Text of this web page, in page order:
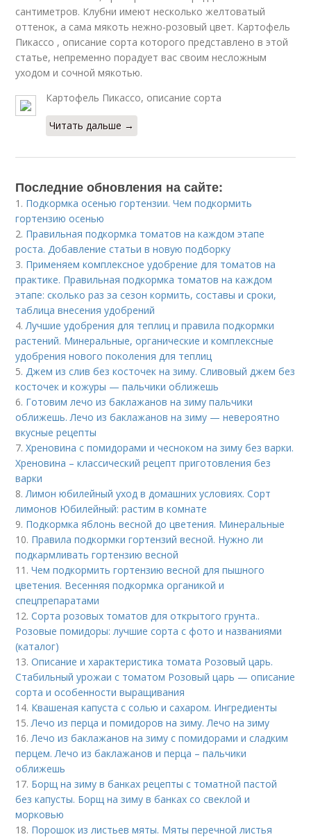
сантиметров. Клубни имеют несколько желтоватый
оттенок, а сама мякоть нежно-розовый цвет. Картофель
Пикассо , описание сорта которого представлено в этой
статье, непременно порадует вас своим несложным
уходом и сочной мякотью.
Картофель Пикассо, описание сорта
Читать дальше →
Последние обновления на сайте:
1. Подкормка осенью гортензии. Чем подкормить
гортензию осенью
2. Правильная подкормка томатов на каждом этапе
роста. Добавление статьи в новую подборку
3. Применяем комплексное удобрение для томатов на
практике. Правильная подкормка томатов на каждом
этапе: сколько раз за сезон кормить, составы и сроки,
таблица внесения удобрений
4.Лучшие удобрения для теплиц и правила подкормки
растений. Минеральные, органические и комплексные
удобрения нового поколения для теплиц
5.Джем из слив без косточек на зиму. Сливовый джем без
косточек и кожуры — пальчики оближешь
6. Готовим лечо из баклажанов на зиму пальчики
оближешь. Лечо из баклажанов на зиму — невероятно
вкусные рецепты
7.Хреновина с помидорами и чесноком на зиму без варки.
Хреновина – классический рецепт приготовления без
варки
8.Лимон юбилейный уход в домашних условиях. Сорт
лимонов Юбилейный: растим в комнате
9. Подкормка яблонь весной до цветения. Минеральные
10. Правила подкормки гортензий весной. Нужно ли
подкармливать гортензию весной
11.Чем подкормить гортензию весной для пышного
цветения. Весенняя подкормка органикой и
спецпрепаратами
12.Сорта розовых томатов для открытого грунта..
Розовые помидоры: лучшие сорта с фото и названиями
(каталог)
13.Описание и характеристика томата Розовый царь.
Стабильный урожаи с томатом Розовый царь — описание
сорта и особенности выращивания
14. Квашеная капуста с солью и сахаром. Ингредиенты
15.Лечо из перца и помидоров на зиму. Лечо на зиму
16.Лечо из баклажанов на зиму с помидорами и сладким
перцем. Лечо из баклажанов и перца – пальчики
оближешь
17. Борщ на зиму в банках рецепты с томатной пастой
без капусты. Борщ на зиму в банках со свеклой и
морковью
18. Порошок из листьев мяты. Мяты перечной листья